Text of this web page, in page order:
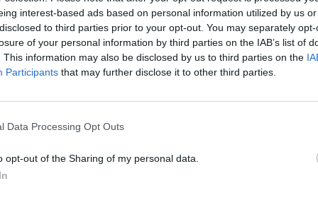
interest-based ads based on personal information utilized by us
to third parties prior to your opt-out. You may separately
of your personal information by third parties on the IAB’s list of
This information may also be disclosed by us to third parties on the
Participants that may further disclose it to other third parties.
Data Processing Opt Outs
opt-out of the Sharing of my personal data.
για Βραζιλιάνους αθλητές είχαμε ακόμη στα
ύψος με τονΤιάγκο Σόουζαμε 2,22μ. και στο
Στο τριπλούν γυναικών νικήτρια ήταν η